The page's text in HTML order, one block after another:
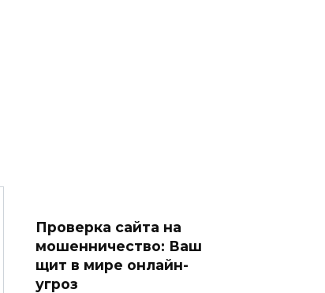
Проверка сайта на
мошенничество: Ваш
щит в мире онлайн-
угроз